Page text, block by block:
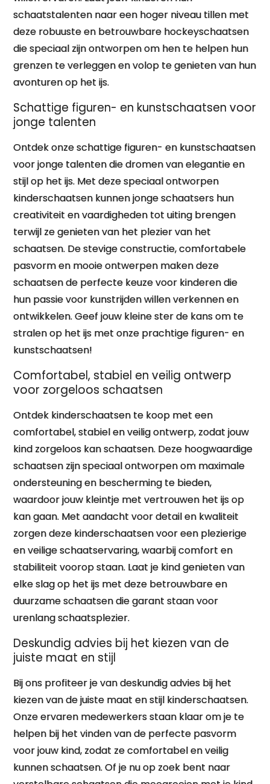
schaatstalenten naar een hoger niveau tillen met
deze robuuste en betrouwbare hockeyschaatsen
die speciaal zijn ontworpen om hen te helpen hun
grenzen te verleggen en volop te genieten van hun
avonturen op het ijs.
Schattige figuren- en kunstschaatsen voor
jonge talenten
Ontdek onze schattige figuren- en kunstschaatsen
voor jonge talenten die dromen van elegantie en
stijl op het ijs. Met deze speciaal ontworpen
kinderschaatsen kunnen jonge schaatsers hun
creativiteit en vaardigheden tot uiting brengen
terwijl ze genieten van het plezier van het
schaatsen. De stevige constructie, comfortabele
pasvorm en mooie ontwerpen maken deze
schaatsen de perfecte keuze voor kinderen die
hun passie voor kunstrijden willen verkennen en
ontwikkelen. Geef jouw kleine ster de kans om te
stralen op het ijs met onze prachtige figuren- en
kunstschaatsen!
Comfortabel, stabiel en veilig ontwerp
voor zorgeloos schaatsen
Ontdek kinderschaatsen te koop met een
comfortabel, stabiel en veilig ontwerp, zodat jouw
kind zorgeloos kan schaatsen. Deze hoogwaardige
schaatsen zijn speciaal ontworpen om maximale
ondersteuning en bescherming te bieden,
waardoor jouw kleintje met vertrouwen het ijs op
kan gaan. Met aandacht voor detail en kwaliteit
zorgen deze kinderschaatsen voor een plezierige
en veilige schaatservaring, waarbij comfort en
stabiliteit voorop staan. Laat je kind genieten van
elke slag op het ijs met deze betrouwbare en
duurzame schaatsen die garant staan voor
urenlang schaatsplezier.
Deskundig advies bij het kiezen van de
juiste maat en stijl
Bij ons profiteer je van deskundig advies bij het
kiezen van de juiste maat en stijl kinderschaatsen.
Onze ervaren medewerkers staan klaar om je te
helpen bij het vinden van de perfecte pasvorm
voor jouw kind, zodat ze comfortabel en veilig
kunnen schaatsen. Of je nu op zoek bent naar